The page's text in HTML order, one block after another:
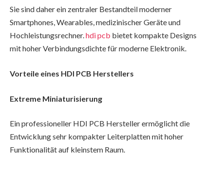
Sie sind daher ein zentraler Bestandteil moderner
Smartphones, Wearables, medizinischer Geräte und
Hochleistungsrechner.hdi pcb bietet kompakte Designs
mit hoher Verbindungsdichte für moderne Elektronik.
Vorteile eines HDI PCB Herstellers
Extreme Miniaturisierung
Ein professioneller HDI PCB Hersteller ermöglicht die
Entwicklung sehr kompakter Leiterplatten mit hoher
Funktionalität auf kleinstem Raum.